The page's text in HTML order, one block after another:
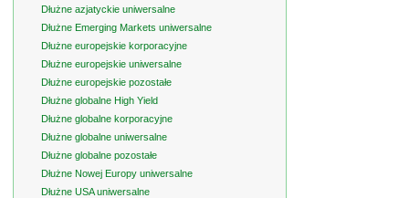
Dłużne azjatyckie uniwersalne
Dłużne Emerging Markets uniwersalne
Dłużne europejskie korporacyjne
Dłużne europejskie uniwersalne
Dłużne europejskie pozostałe
Dłużne globalne High Yield
Dłużne globalne korporacyjne
Dłużne globalne uniwersalne
Dłużne globalne pozostałe
Dłużne Nowej Europy uniwersalne
Dłużne USA uniwersalne